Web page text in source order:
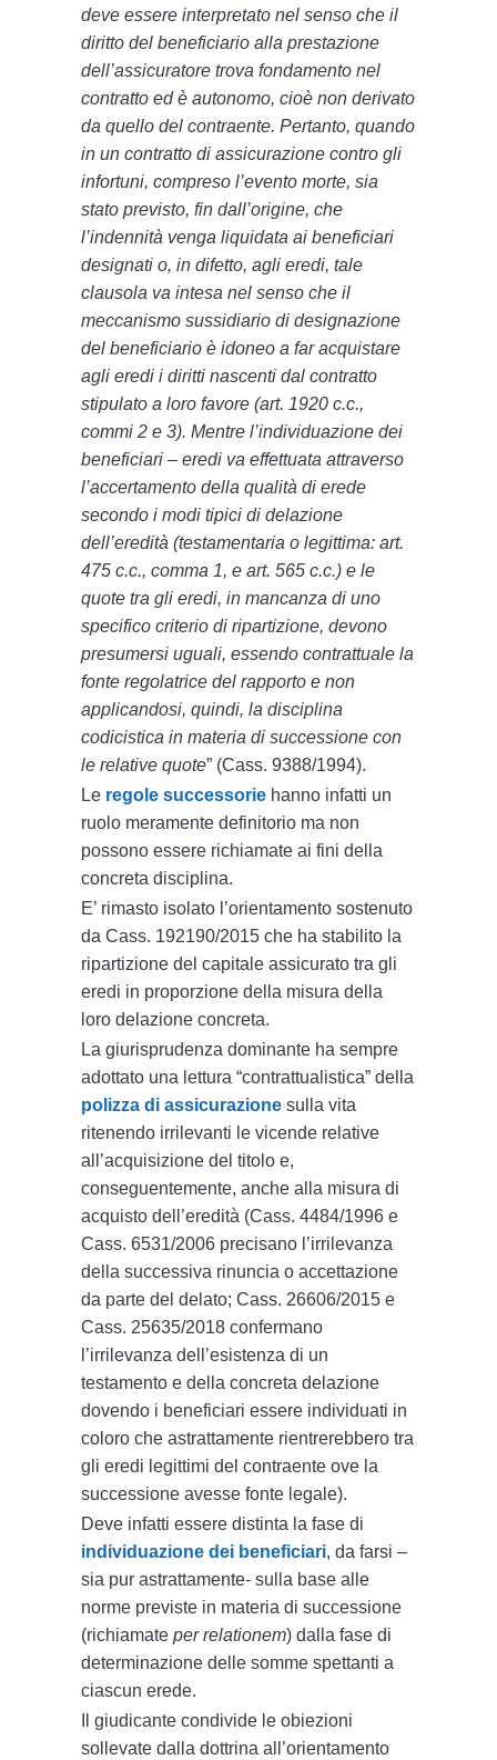
deve essere interpretato nel senso che il
diritto del beneficiario alla prestazione
dell’assicuratore trova fondamento nel
contratto ed è autonomo, cioè non derivato
da quello del contraente. Pertanto, quando
in un contratto di assicurazione contro gli
infortuni, compreso l’evento morte, sia
stato previsto, fin dall’origine, che
l’indennità venga liquidata ai beneficiari
designati o, in difetto, agli eredi, tale
clausola va intesa nel senso che il
meccanismo sussidiario di designazione
del beneficiario è idoneo a far acquistare
agli eredi i diritti nascenti dal contratto
stipulato a loro favore (art. 1920 c.c.,
commi 2 e 3). Mentre l’individuazione dei
beneficiari – eredi va effettuata attraverso
l’accertamento della qualità di erede
secondo i modi tipici di delazione
dell’eredità (testamentaria o legittima: art.
475 c.c., comma 1, e art. 565 c.c.) e le
quote tra gli eredi, in mancanza di uno
specifico criterio di ripartizione, devono
presumersi uguali, essendo contrattuale la
fonte regolatrice del rapporto e non
applicandosi, quindi, la disciplina
codicistica in materia di successione con
le relative quote” (Cass. 9388/1994).
Le regole successorie hanno infatti un
ruolo meramente definitorio ma non
possono essere richiamate ai fini della
concreta disciplina.
E’ rimasto isolato l’orientamento sostenuto
da Cass. 192190/2015 che ha stabilito la
ripartizione del capitale assicurato tra gli
eredi in proporzione della misura della
loro delazione concreta.
La giurisprudenza dominante ha sempre
adottato una lettura “contrattualistica” della
polizza di assicurazione sulla vita
ritenendo irrilevanti le vicende relative
all’acquisizione del titolo e,
conseguentemente, anche alla misura di
acquisto dell’eredità (Cass. 4484/1996 e
Cass. 6531/2006 precisano l’irrilevanza
della successiva rinuncia o accettazione
da parte del delato; Cass. 26606/2015 e
Cass. 25635/2018 confermano
l’irrilevanza dell’esistenza di un
testamento e della concreta delazione
dovendo i beneficiari essere individuati in
coloro che astrattamente rientrerebbero tra
gli eredi legittimi del contraente ove la
successione avesse fonte legale).
Deve infatti essere distinta la fase di
individuazione dei beneficiari, da farsi –
sia pur astrattamente- sulla base alle
norme previste in materia di successione
(richiamateper relationem) dalla fase di
determinazione delle somme spettanti a
ciascun erede.
Il giudicante condivide le obiezioni
sollevate dalla dottrina all’orientamento